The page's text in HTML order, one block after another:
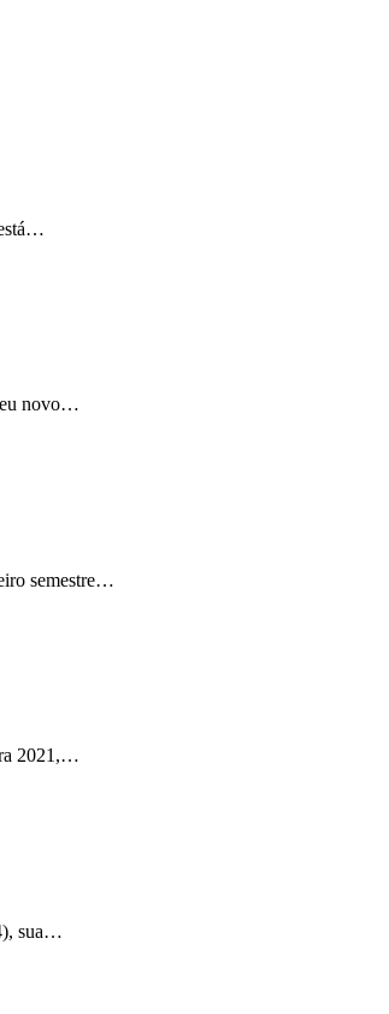
novo…
semestre…
2021,…
sua…